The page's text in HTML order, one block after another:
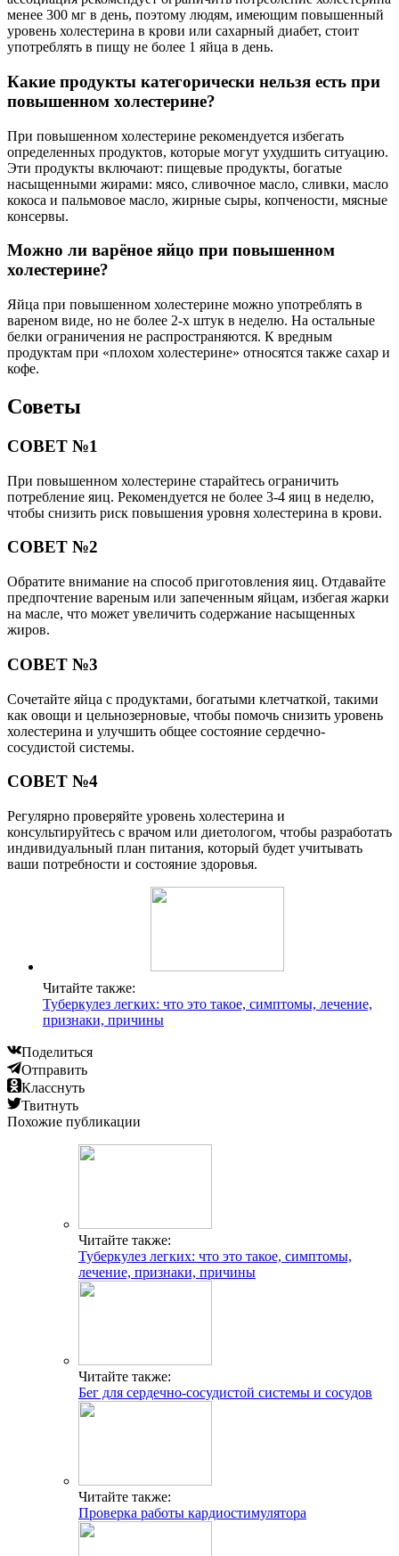
менее 300 мг в день, поэтому людям, имеющим повышенный
уровень холестерина в крови или сахарный диабет, стоит
употреблять в пищу не более 1 яйца в день.
Какие продукты категорически нельзя есть при
повышенном холестерине?
При повышенном холестерине рекомендуется избегать
определенных продуктов, которые могут ухудшить ситуацию.
Эти продукты включают: пищевые продукты, богатые
насыщенными жирами: мясо, сливочное масло, сливки, масло
кокоса и пальмовое масло, жирные сыры, копчености, мясные
консервы.
Можно ли варёное яйцо при повышенном
холестерине?
Яйца при повышенном холестерине можно употреблять в
вареном виде, но не более 2-х штук в неделю. На остальные
белки ограничения не распространяются. К вредным
продуктам при «плохом холестерине» относятся также сахар и
кофе.
Советы
СОВЕТ №1
При повышенном холестерине старайтесь ограничить
потребление яиц. Рекомендуется не более 3-4 яиц в неделю,
чтобы снизить риск повышения уровня холестерина в крови.
СОВЕТ №2
Обратите внимание на способ приготовления яиц. Отдавайте
предпочтение вареным или запеченным яйцам, избегая жарки
на масле, что может увеличить содержание насыщенных
жиров.
СОВЕТ №3
Сочетайте яйца с продуктами, богатыми клетчаткой, такими
как овощи и цельнозерновые, чтобы помочь снизить уровень
холестерина и улучшить общее состояние сердечно-
сосудистой системы.
СОВЕТ №4
Регулярно проверяйте уровень холестерина и
консультируйтесь с врачом или диетологом, чтобы разработать
индивидуальный план питания, который будет учитывать
ваши потребности и состояние здоровья.
Читайте также:
Туберкулез легких: что это такое, симптомы, лечение,
признаки, причины
Поделиться
Отправить
Класснуть
Твитнуть
Похожие публикации
Читайте также:
Туберкулез легких: что это такое, симптомы,
лечение, признаки, причины
Читайте также:
Бег для сердечно-сосудистой системы и сосудов
Читайте также:
Проверка работы кардиостимулятора